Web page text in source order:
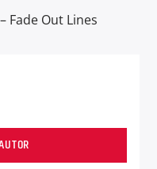
Fade Out Lines